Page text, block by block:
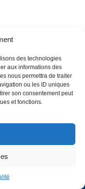
des technologies
aux informations des
nous permettra de traiter
ou les ID uniques
son consentement peut
et fonctions.
Le Collège de
Maisonneuve
a inauguré